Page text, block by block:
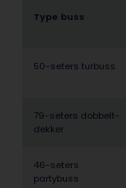
Type buss
50-seters turbuss
79-seters dobbelt­
dekker
46-seters
partybuss